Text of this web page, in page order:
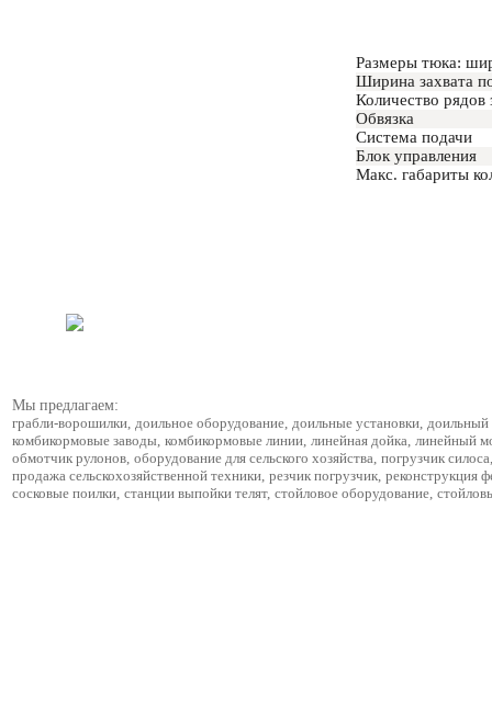
Размеры тюка:
Ширина захвата
Количество рядов
Обвязка
Система подачи
Блок управления
Макс. габариты
Мы предлагаем:
грабли-ворошилки, доильное оборудование, доильные установки, доильный
комбикормовые заводы, комбикормовые линии, линейная дойка, линейный
обмотчик рулонов, оборудование для сельского хозяйства, погрузчик силоса,
продажа сельскохозяйственной техники, резчик погрузчик, реконструкция
сосковые поилки, станции выпойки телят, стойловое оборудование,